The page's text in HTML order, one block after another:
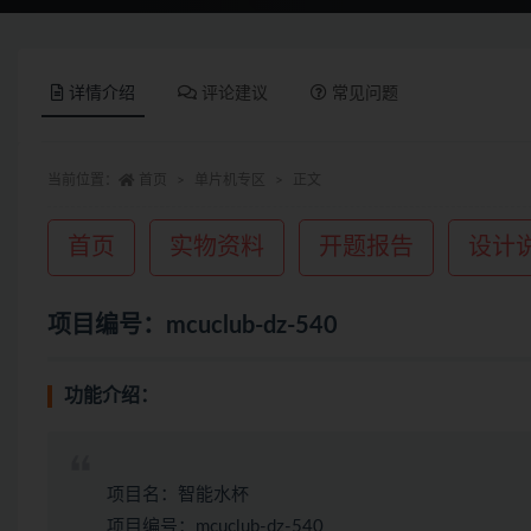
详情介绍 评论建议 常见问题
首页 实物资料 开题报告 设计
项目编号：mcuclub-dz-540
功能介绍：
项目名：智能水杯
项目编号：mcuclub-dz-540